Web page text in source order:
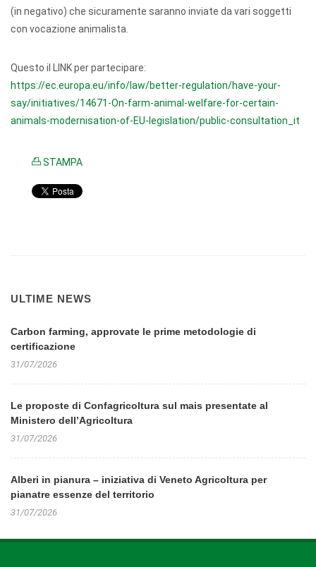
(in negativo) che sicuramente saranno inviate da vari soggetti
con vocazione animalista.
Questo il LINK per partecipare:
https://ec.europa.eu/info/law/better-regulation/have-your-
say/initiatives/14671-On-farm-animal-welfare-for-certain-
animals-modernisation-of-EU-legislation/public-consultation_it
STAMPA
ULTIME NEWS
Carbon farming, approvate le prime metodologie di
certificazione
31/07/2026
Le proposte di Confagricoltura sul mais presentate al
Ministero dell’Agricoltura
31/07/2026
Alberi in pianura – iniziativa di Veneto Agricoltura per
pianatre essenze del territorio
31/07/2026